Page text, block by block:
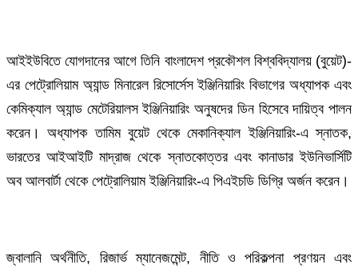
আইইউবিতে যোগদানের আগে তিনি বাংলাদেশ প্রকৌশল বিশ্ববিদ্যালয় (বুয়েট)-
এর পেট্রোলিয়াম অ্যান্ড মিনারেল রিসোর্সেস ইঞ্জিনিয়ারিং বিভাগের অধ্যাপক এবং
কেমিক্যাল অ্যান্ড মেটেরিয়ালস ইঞ্জিনিয়ারিং অনুষদের ডিন হিসেবে দায়িত্ব পালন
করেন। অধ্যাপক তামিম বুয়েট থেকে মেকানিক্যাল ইঞ্জিনিয়ারিং-এ স্নাতক,
ভারতের আইআইটি মাদ্রাজ থেকে স্নাতকোত্তর এবং কানাডার ইউনিভার্সিটি
অব আলবার্টা থেকে পেট্রোলিয়াম ইঞ্জিনিয়ারিং-এ পিএইচডি ডিগ্রি অর্জন করেন।
জ্বালানি অর্থনীতি, রিজার্ভ ম্যানেজমেন্ট, নীতি ও পরিকল্পনা প্রণয়ন এবং